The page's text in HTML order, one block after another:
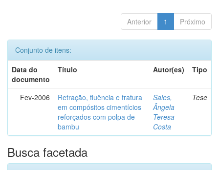
Anterior 1 Próximo
Conjunto de itens:
Data do
documento
Título Autor(es) Tipo
Fev-2006
Retração, fluência e fratura
em compósitos cimentícios
reforçados com polpa de
bambu
Sales,
Ângela
Teresa
Costa
Tese
Busca facetada